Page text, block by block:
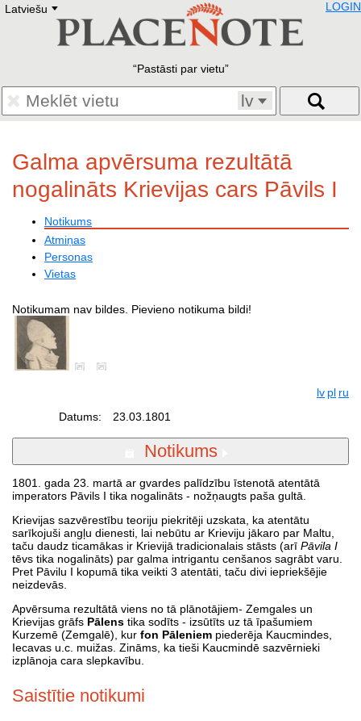
Latviešu E
Deutsch
Francais
Polski
Eestikeelne
LOGIN
Pastāsti par vietu
lv
Galma apvērsuma rezultātā
nogalināts Krievijas cars Pāvils I
Notikums
Atmiņas
Personas
Vietas
Notikumam nav bildes. Pievieno notikuma bildi!
lv pl ru
Datums:
23.03.1801
Notikums
1801. gada 23. martā ar gvardes palīdzību īstenotā atentātā
imperators Pāvils I tika nogalināts - nožņaugts paša gultā.
Krievijas sazvērestību teoriju piekritēji uzskata, ka atentātu
sarīkojuši angļu dienesti, lai nebūtu ar Krieviju jākaro par Maltu,
taču daudz ticamākas ir Krievijā tradicionalais stāsts (arī Pāvila I
tēvs tika nogalināts) par galma intrigantu cenšanos sagrābt varu.
Pret Pāvilu I kopumā tika veikti 3 atentāti, taču divi iepriekšējie
neizdevās.
Apvērsuma rezultātā viens no tā plānotājiem- Zemgales un
Krievijas grāfs Pālens tika sodīts - izsūtīts uz tā īpašumiem
Kurzemē (Zemgalē), kur fon Pāleniem piederēja Kaucmindes,
Iecavas u.c. muižas. Zināms, ka tieši Kaucmindē sazvērnieki
izplānoja cara slepkavību.
Saistītie notikumi